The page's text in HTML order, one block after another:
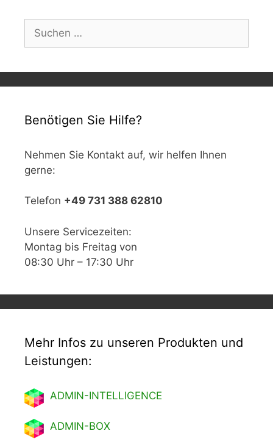
nach:
Benötigen Sie Hilfe?
Nehmen Sie Kontakt auf, wir helfen Ihnen
gerne:
Telefon +49 731 388 62810
Unsere Servicezeiten:
Montag bis Freitag von
08:30 Uhr – 17:30 Uhr
Mehr Infos zu unseren Produkten und
Leistungen:
ADMIN-INTELLIGENCE
ADMIN-BOX